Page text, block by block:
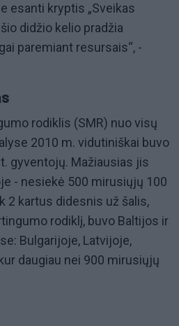
esanti kryptis „Sveikas
didžio kelio pradžia
paremiant resursais“, -
rodiklis (SMR) nuo visų
2010 m. vidutiniškai buvo
gyventojų. Mažiausias jis
- nesiekė 500 mirusiųjų 100
2 kartus didesnis už šalis,
rodiklį, buvo Baltijos ir
Bulgarijoje, Latvijoje,
daugiau nei 900 mirusiųjų